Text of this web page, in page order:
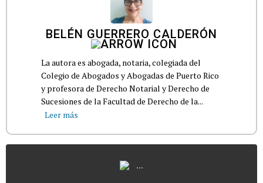
BELÉN GUERRERO CALDERÓN
La autora es abogada, notaria, colegiada del
Colegio de Abogados y Abogadas de Puerto Rico
y profesora de Derecho Notarial y Derecho de
Sucesiones de la Facultad de Derecho de la...
Leer más
...